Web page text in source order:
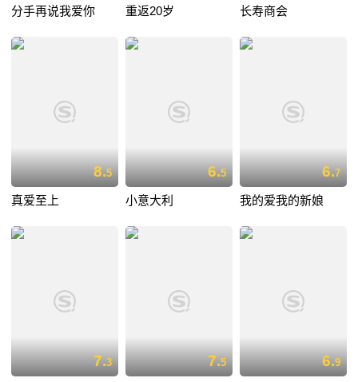
分手再说我爱你 重返20岁 长寿商会
8.5
真爱至上
6.5
小意大利
6.7
我的爱我的新娘
7.3 7.5 6.9